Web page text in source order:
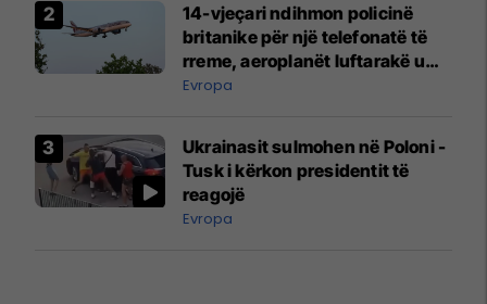
14-vjeçari ndihmon policinë
britanike për një telefonatë të
rreme, aeroplanët luftarakë u
ngritën në ajër për të
Mançesterit
Evropa
Ukrainasit sulmohen në Poloni -
Tusk i kërkon presidentit të
reagojë
Evropa